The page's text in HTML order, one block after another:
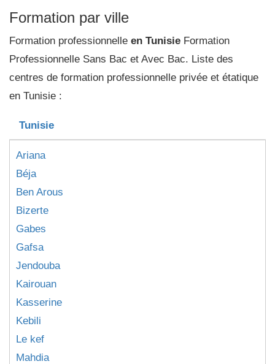
Formation par ville
Formation professionnelle en Tunisie Formation
Professionnelle Sans Bac et Avec Bac. Liste des
centres de formation professionnelle privée et étatique
en Tunisie :
Tunisie
Ariana
Béja
Ben Arous
Bizerte
Gabes
Gafsa
Jendouba
Kairouan
Kasserine
Kebili
Le kef
Mahdia